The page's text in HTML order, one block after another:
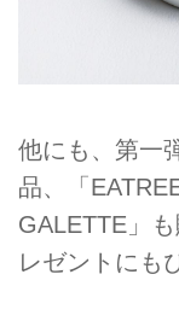
他にも、第一
品、「
GALETTE」
レゼントにも